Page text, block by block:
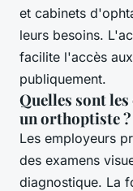
et cabinets
leurs besoins.
facilite l'accès
publiquement.
Quelles sont les
un orthoptiste ?
Les employeurs
des examens
diagnostique. La